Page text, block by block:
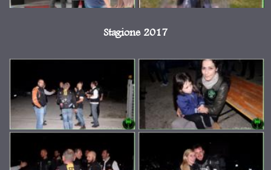
Stagione 2017